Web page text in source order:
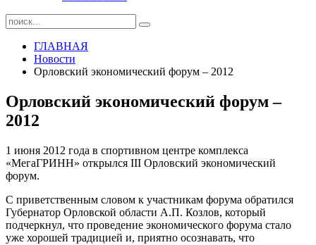
ГЛАВНАЯ
Новости
Орловский экономический форум – 2012
Орловский экономический форум –
2012
1 июня 2012 года в спортивном центре комплекса
«МегаГРИНН» открылся III Орловский экономический
форум.
C приветственным словом к участникам форума обратился
Губернатор Орловской области А.П. Козлов, который
подчеркнул, что проведение экономического форума стало
уже хорошей традицией и, приятно осознавать, что